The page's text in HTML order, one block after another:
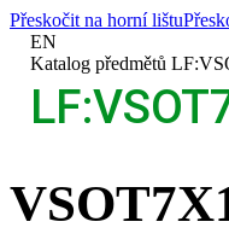
Přeskočit na horní lištu
EN
>
Katalog předmětů >